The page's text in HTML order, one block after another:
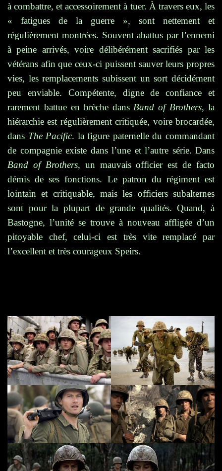
à combattre, et accessoirement à tuer. À travers eux, les
« fatigues de la guerre », sont nettement et
régulièrement montrées. Souvent abattus par l’ennemi
à peine arrivés, voire délibérément sacrifiés par les
vétérans afin que ceux-ci puissent sauver leurs propres
vies, les remplacements subissent un sort décidément
peu enviable. Compétente, digne de confiance et
rarement battue en brèche dans Band of Brothers, la
hiérarchie est régulièrement critiquée, voire brocardée,
dans The Pacific. la figure paternelle du commandant
de compagnie existe dans l’une et l’autre série. Dans
Band of Brothers, un mauvais officier est de facto
démis de ses fonctions. Le patron du régiment est
lointain et critiquable, mais les officiers subalternes
sont pour la plupart de grande qualités. Quand, à
Bastogne, l’unité se trouve à nouveau affligée d’un
pitoyable chef, celui-ci est très vite remplacé par
l’excellent et très courageux Speirs.